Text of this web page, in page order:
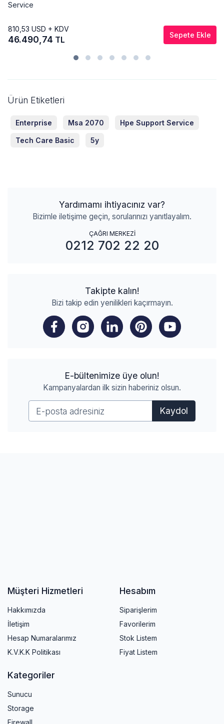
Service
810,53 USD + KDV
46.490,74 TL Sepete Ekle
Ürün Etiketleri
Enterprise Msa 2070 Hpe Support Service
Tech Care Basic 5y
Yardımamı ihtiyacınız var?
Bizimle iletişime geçin, sorularınızı yanıtlayalım.
ÇAĞRI MERKEZİ
0212 702 22 20
Takipte kalın!
Bizi takip edin yenilikleri kaçırmayın.
E-bültenimize üye olun!
Kampanyalardan ilk sizin haberiniz olsun.
Kaydol
Müşteri Hizmetleri
Hakkımızda
İletişim
Hesap Numaralarımız
K.V.K.K Politikası
Hesabım
Siparişlerim
Favorilerim
Stok Listem
Fiyat Listem
Kategoriler
Sunucu
Storage
Firewall